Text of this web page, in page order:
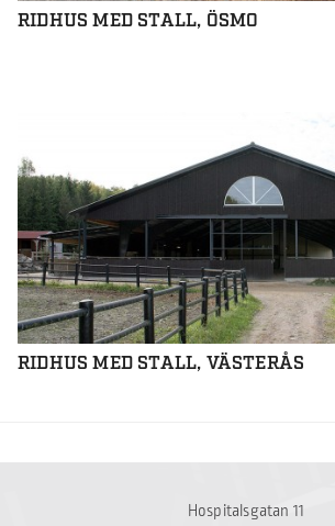
RIDHUS MED STALL, ÖSMO
RIDHUS MED STALL, VÄSTERÅS
Hospitalsgatan 11